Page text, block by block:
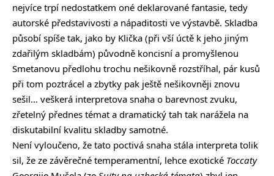
nejvíce trpí nedostatkem oné deklarované fantasie, tedy
autorské představivosti a nápaditosti ve výstavbě. Skladba
působí spíše tak, jako by Klička (při vší úctě k jeho jiným
zdařilým skladbám) původně koncisní a promyšlenou
Smetanovu předlohu trochu nešikovně rozstříhal, pár kusů
při tom poztrácel a zbytky pak ještě nešikovněji znovu
sešil… veškerá interpretova snaha o barevnost zvuku,
zřetelný přednes témat a dramatický tah tak narážela na
diskutabilní kvalitu skladby samotné.
Není vyloučeno, že tato poctivá snaha stála interpreta tolik
sil, že ze závěrečné temperamentní, lehce exotické Toccaty